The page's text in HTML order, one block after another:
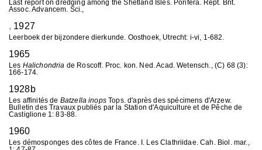
Last report on dredging among the Shetland Isles. Porifera. Rept. Brit.
Assoc. Advancem. Sci.,
, 1927
Leerboek der bijzondere dierkunde. Oosthoek, Utrecht: i-vi, 1-682.
1965
Les Halichondria de Roscoff. Proc. kon. Ned. Acad. Wetensch., (C) 68 (3):
166-174.
1928b
Les affinités de Batzella inopsTops. d'après des spécimens d'Arzew.
Bulletin des Travaux publiés par la Station d'Aquiculture et de Pêche de
Castiglione 1: 83-88.
1960
Les démosponges des côtes de France. I. Les Clathriidae. Cah. Biol. mar.,